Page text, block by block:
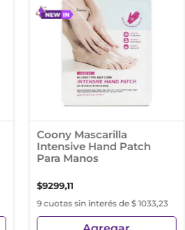
Coony Mascarilla
Intensive Hand Patch
Para Manos
$9299,11
9 cuotas sin interés de $ 1033,23